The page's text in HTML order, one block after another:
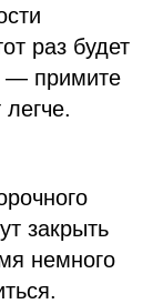
раз будет
— примите
закрыть
немного